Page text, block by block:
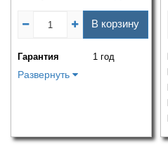
В корзину
Гарантия 1 год
Развернуть